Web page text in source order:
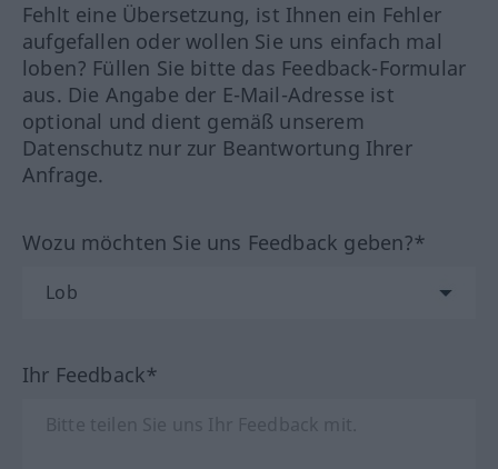
Fehlt eine Übersetzung, ist Ihnen ein Fehler
aufgefallen oder wollen Sie uns einfach mal
loben? Füllen Sie bitte das Feedback-Formular
aus. Die Angabe der E-Mail-Adresse ist
optional und dient gemäß unserem
Datenschutz nur zur Beantwortung Ihrer
Anfrage.
Wozu möchten Sie uns Feedback geben?*
Ihr Feedback*